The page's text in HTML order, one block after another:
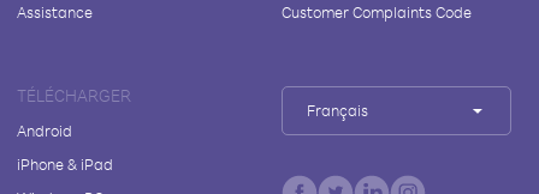
Assistance
Customer Complaints Code
TÉLÉCHARGER
Android
iPhone & iPad
Français